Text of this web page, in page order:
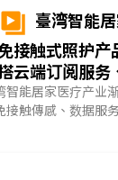
跃升全屋智能大脑
令或场景自动调整
语音助理可望进一
与接收回馈的直观
臺湾智能
接触式照护
云端订阅服务
月费模式
智能居家医疗产业
接触傳感、数据服
转型。硬件商发